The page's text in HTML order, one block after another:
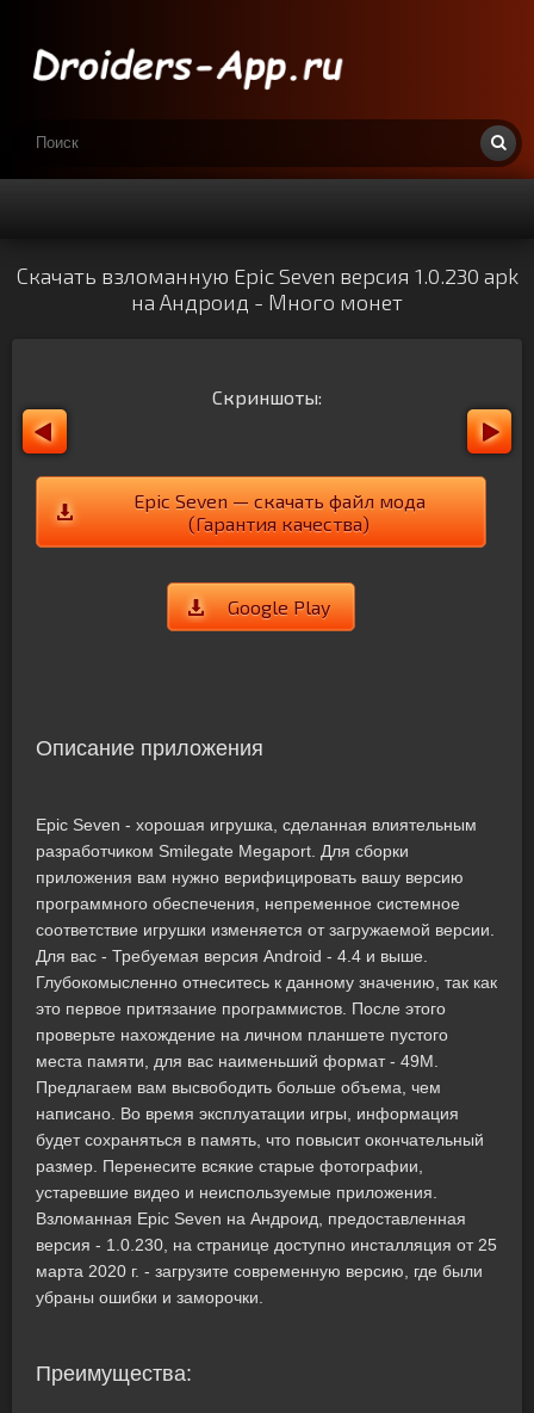
Скачать взломанную Epic Seven версия 1.0.230 apk
на Андроид - Много монет
Скриншоты:
Epic Seven — скачать файл мода
(Гарантия качества)
Google Play
Описание приложения
Epic Seven - хорошая игрушка, сделанная влиятельным
разработчиком Smilegate Megaport. Для сборки
приложения вам нужно верифицировать вашу версию
программного обеспечения, непременное системное
соответствие игрушки изменяется от загружаемой версии.
Для вас - Требуемая версия Android - 4.4 и выше.
Глубокомысленно отнеситесь к данному значению, так как
это первое притязание программистов. После этого
проверьте нахождение на личном планшете пустого
места памяти, для вас наименьший формат - 49M.
Предлагаем вам высвободить больше объема, чем
написано. Во время эксплуатации игры, информация
будет сохраняться в память, что повысит окончательный
размер. Перенесите всякие старые фотографии,
устаревшие видео и неиспользуемые приложения.
Взломанная Epic Seven на Андроид, предоставленная
версия - 1.0.230, на странице доступно инсталляция от 25
марта 2020 г. - загрузите современную версию, где были
убраны ошибки и заморочки.
Преимущества: